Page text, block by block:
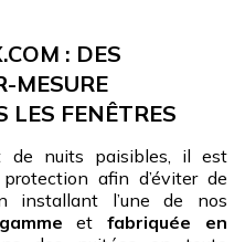
: DES
MESURE
LES FENÊTRES
de nuits paisibles, il est
afin d’éviter de
installant l’une de nos
et fabriquée en